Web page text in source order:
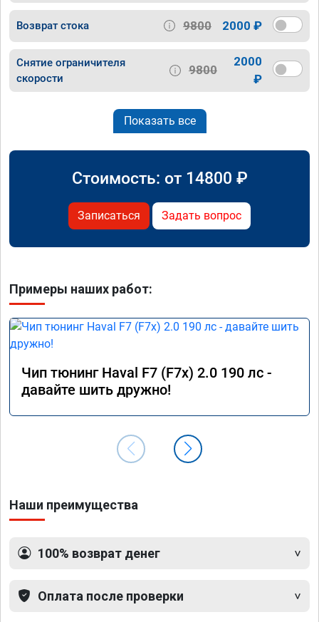
Возврат стока 9800 2000 ₽
Снятие ограничителя
скорости
9800
2000
₽
Показать все
Стоимость: от 14800 ₽
Записаться Задать вопрос
Примеры наших работ:
Чип тюнинг Haval F7 (F7x) 2.0 190 лс -
давайте шить дружно!
Наши преимущества
100% возврат денег
Оплата после проверки